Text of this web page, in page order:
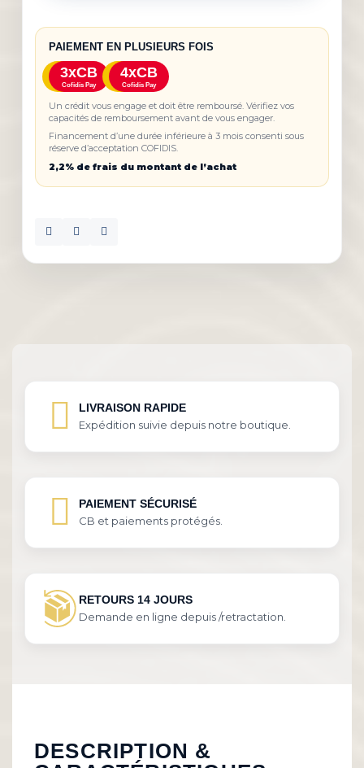
PAIEMENT EN PLUSIEURS FOIS
3xCB
Cofidis Pay
4xCB
Cofidis Pay
Un crédit vous engage et doit être remboursé. Vérifiez vos
capacités de remboursement avant de vous engager.
Financement d’une durée inférieure à 3 mois consenti sous
réserve d’acceptation COFIDIS.
2,2% de frais du montant de l’achat
LIVRAISON RAPIDE
Expédition suivie depuis notre boutique.
PAIEMENT SÉCURISÉ
CB et paiements protégés.
RETOURS 14 JOURS
Demande en ligne depuis /retractation.
DESCRIPTION &